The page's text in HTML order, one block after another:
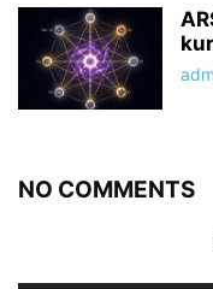
NO COMMENTS